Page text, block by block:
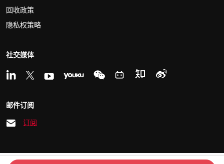
回收政策
隐私权策略
社交媒体
邮件订阅
订阅